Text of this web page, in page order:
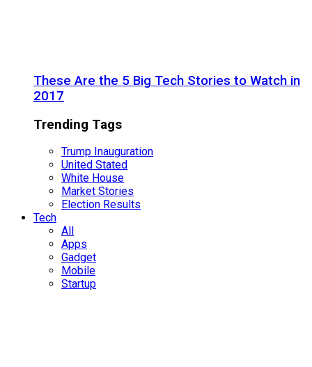
These Are the 5 Big Tech Stories to Watch in
2017
Trending Tags
Trump Inauguration
United Stated
White House
Market Stories
Election Results
Tech
All
Apps
Gadget
Mobile
Startup